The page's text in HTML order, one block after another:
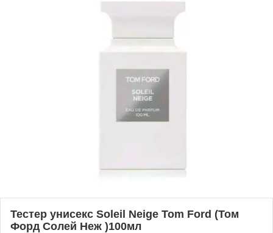
Тестер унисекс Soleil Neige Tom Ford (Том
Форд Солей Неж )100мл